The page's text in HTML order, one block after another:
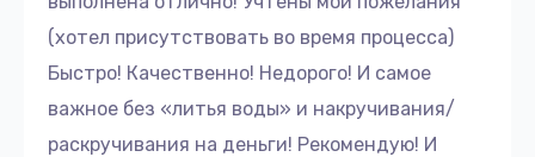
(хотел присутствовать во время процесса)
Быстро! Качественно! Недорого! И самое
важное без «литья воды» и накручивания/
раскручивания на деньги! Рекомендую! И